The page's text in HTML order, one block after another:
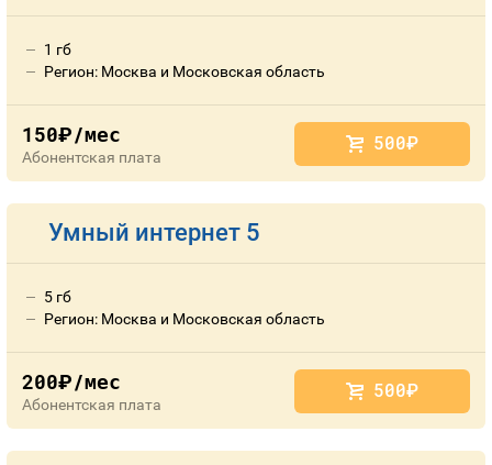
1 гб
Регион: Москва и Московская область
150руб./мес
Абонентская плата
500руб.
Умный интернет 5
5 гб
Регион: Москва и Московская область
200руб./мес
Абонентская плата
500руб.